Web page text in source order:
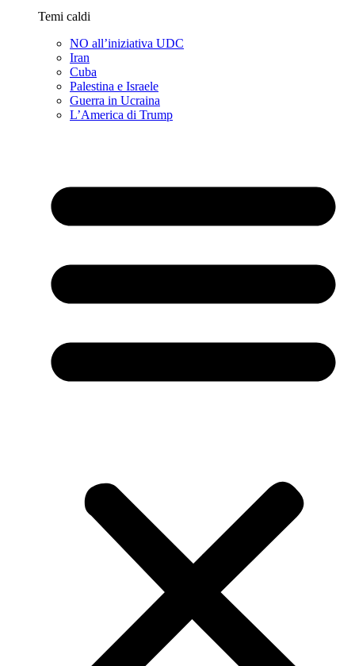
Temi caldi
NO all’iniziativa UDC
Iran
Cuba
Palestina e Israele
Guerra in Ucraina
L’America di Trump